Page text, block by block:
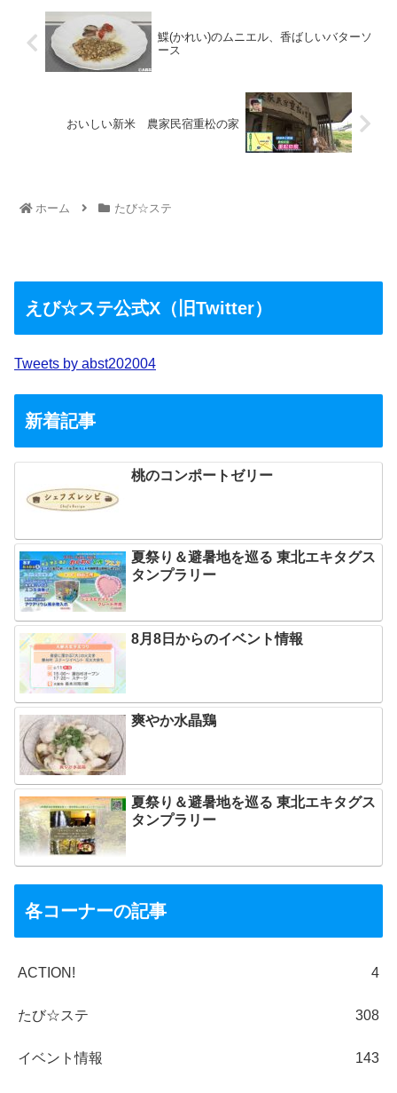
鰈(かれい)のムニエル、香ばしいバターソ
ース
おいしい新米 農家民宿重松の家
ホーム たび☆ステ
えび☆ステ公式X（旧Twitter）
Tweets by abst202004
新着記事
桃のコンポートゼリー
夏祭り＆避暑地を巡る 東北エキタグス
タンプラリー
8月8日からのイベント情報
爽やか水晶鶏
夏祭り＆避暑地を巡る 東北エキタグス
タンプラリー
各コーナーの記事
ACTION! 4
たび☆ステ 308
イベント情報 143